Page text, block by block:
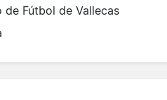
de Fútbol de Vallecas